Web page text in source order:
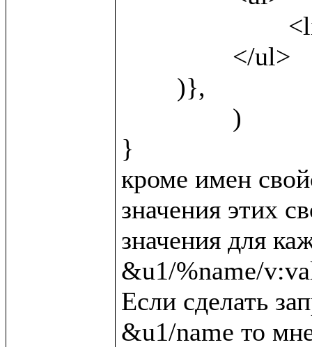
}
кроме имен
значения этих
значения для
&u1/%name/
Если сделать
&u1/name то